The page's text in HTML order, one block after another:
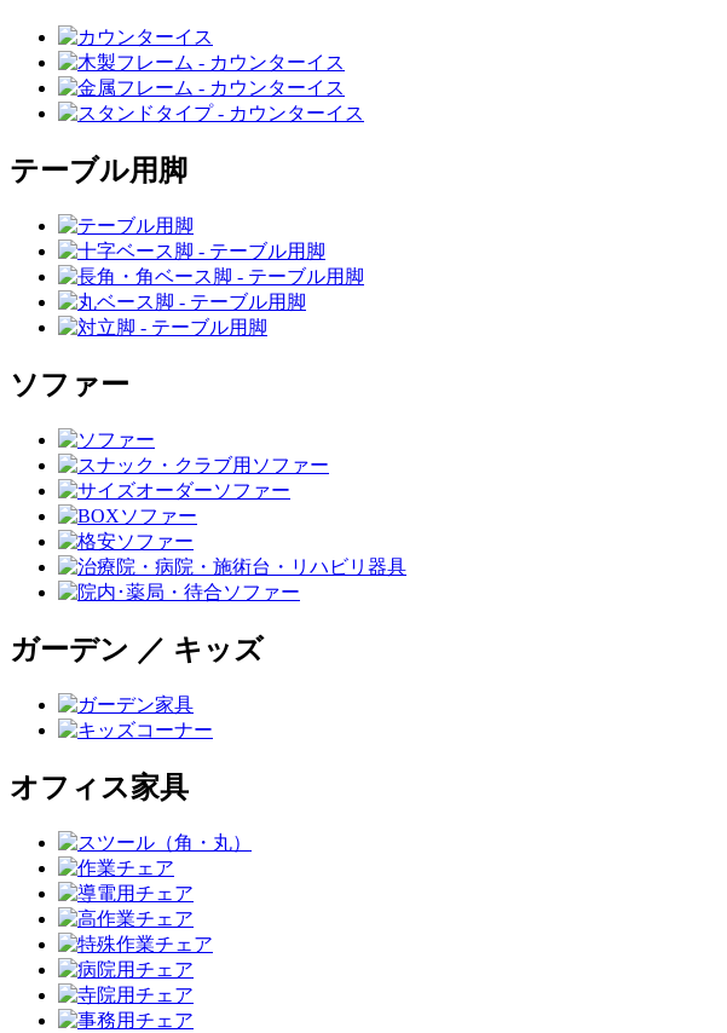
テーブル用脚
ソファー
ガーデン ／ キッズ
オフィス家具